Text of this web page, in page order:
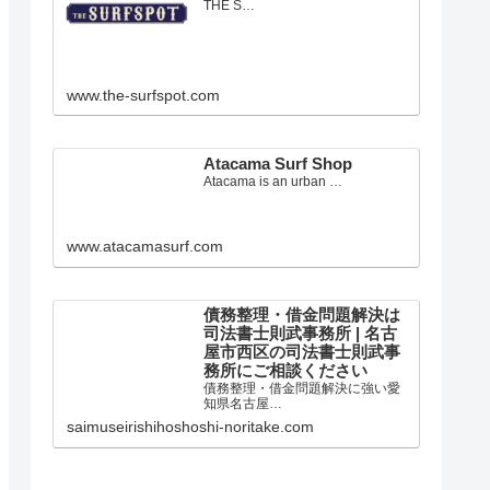
愛知県田原市のサーフショップ
www.the-surfspot.com
Atacama Surf Shop
www.atacamasurf.com
債務整理・借金問題解決は
司法書士則武事務所 | 名古
屋市西区の司法書士則武事
務所にご相談ください
債務整理・借金問題解決に強い愛
知県名古屋…
saimuseirishihoshoshi-noritake.com